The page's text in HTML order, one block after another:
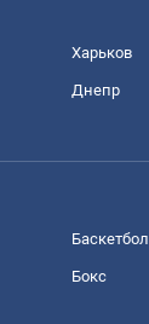
Харьков
Днепр
Баскетбол
Бокс